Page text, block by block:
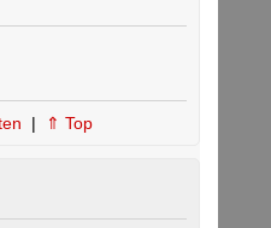
| ⇑ Top